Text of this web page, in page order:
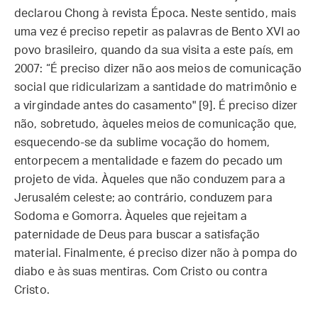
declarou Chong à revista Época. Neste sentido, mais
uma vez é preciso repetir as palavras de Bento XVI ao
povo brasileiro, quando da sua visita a este país, em
2007: “É preciso dizer não aos meios de comunicação
social que ridicularizam a santidade do matrimônio e
a virgindade antes do casamento" [9]. É preciso dizer
não, sobretudo, àqueles meios de comunicação que,
esquecendo-se da sublime vocação do homem,
entorpecem a mentalidade e fazem do pecado um
projeto de vida. Àqueles que não conduzem para a
Jerusalém celeste; ao contrário, conduzem para
Sodoma e Gomorra. Àqueles que rejeitam a
paternidade de Deus para buscar a satisfação
material. Finalmente, é preciso dizer não à pompa do
diabo e às suas mentiras. Com Cristo ou contra
Cristo.